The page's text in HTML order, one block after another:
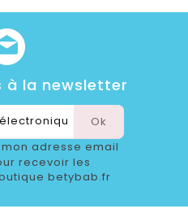
à la newsletter
adresse email
recevoir les
betybab.fr